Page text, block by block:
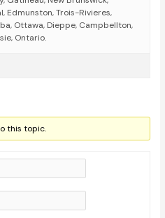
Edmunston, Trois-Rivieres,
Ottawa, Dieppe, Campbellton,
Ontario.
this topic.